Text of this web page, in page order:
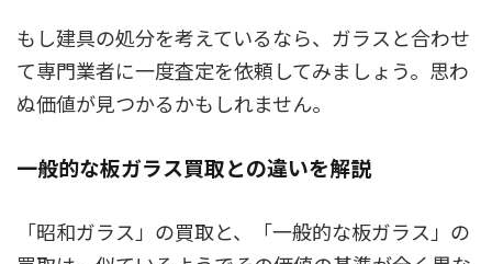
もし建具の処分を考えているなら、ガラスと合わせ
て専門業者に一度査定を依頼してみましょう。思わ
ぬ価値が見つかるかもしれません。
一般的な板ガラス買取との違いを解説
「昭和ガラス」の買取と、「一般的な板ガラス」の